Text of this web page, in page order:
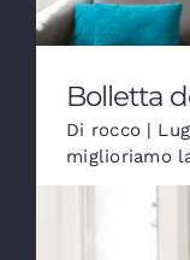
Bolletta
Di rocco |
miglioriamo
La colpa